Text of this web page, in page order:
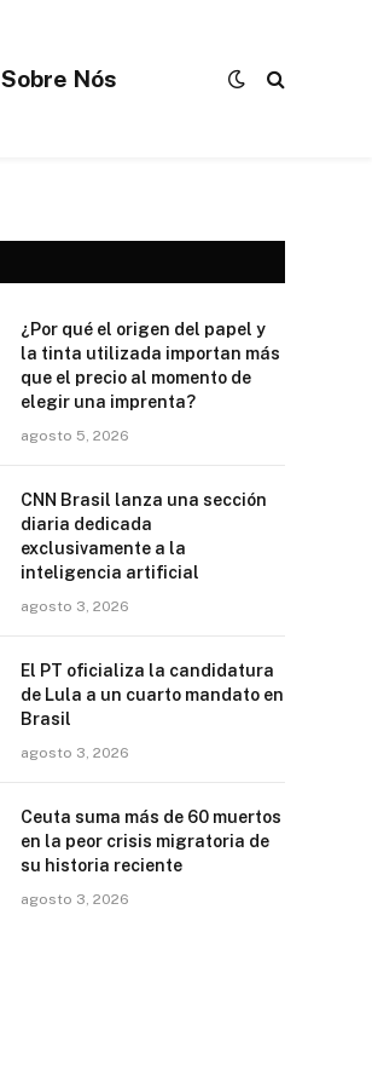
Sobre Nós
¿Por qué el origen del papel y
la tinta utilizada importan más
que el precio al momento de
elegir una imprenta?
agosto 5, 2026
CNN Brasil lanza una sección
diaria dedicada
exclusivamente a la
inteligencia artificial
agosto 3, 2026
El PT oficializa la candidatura
de Lula a un cuarto mandato en
Brasil
agosto 3, 2026
Ceuta suma más de 60 muertos
en la peor crisis migratoria de
su historia reciente
agosto 3, 2026